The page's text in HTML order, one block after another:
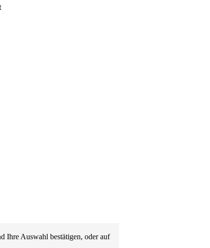
Ihre Auswahl bestätigen, oder auf